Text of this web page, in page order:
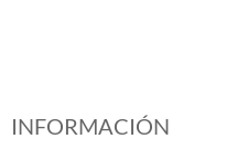
INFORMACIÓN